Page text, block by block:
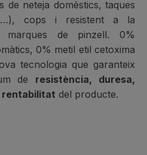
de neteja domèstics, taques
cops i resistent a la
marques de pinzell. 0%
0% metil etil cetoxima
tecnologia que garanteix
de resistència, duresa,
del producte.